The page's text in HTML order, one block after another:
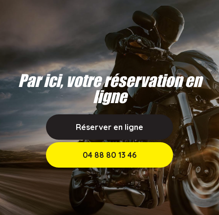
Par ici, votre réservation en
ligne
Réserver en ligne
04 88 80 13 46